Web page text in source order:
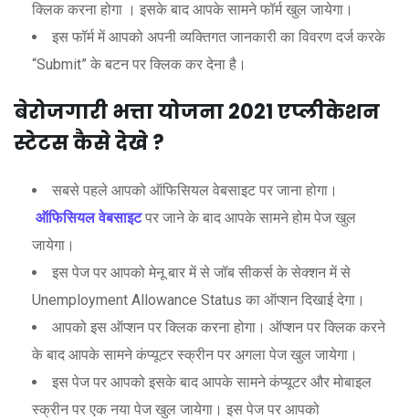
क्लिक करना होगा । इसके बाद आपके सामने फॉर्म खुल जायेगा।
इस फॉर्म में आपको अपनी व्यक्तिगत जानकारी का विवरण दर्ज करके
“Submit” के बटन पर क्लिक कर देना है।
बेरोजगारी भत्ता योजना 2021एप्लीकेशन
स्टेटस कैसे देखे ?
सबसे पहले आपको ऑफिसियल वेबसाइट पर जाना होगा।
ऑफिसियल वेबसाइटपर जाने के बाद आपके सामने होम पेज खुल
जायेगा।
इस पेज पर आपको मेनू बार में से जॉब सीकर्स के सेक्शन में से
Unemployment Allowance Status का ऑप्शन दिखाई देगा।
आपको इस ऑप्शन पर क्लिक करना होगा। ऑप्शन पर क्लिक करने
के बाद आपके सामने कंप्यूटर स्क्रीन पर अगला पेज खुल जायेगा।
इस पेज पर आपको इसके बाद आपके सामने कंप्यूटर और मोबाइल
स्क्रीन पर एक नया पेज खुल जायेगा। इस पेज पर आपको